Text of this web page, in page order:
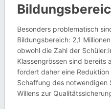
Besonders problematisch
Bildungsbereich: 2,1
obwohl die Zahl der
Klassengrössen sind bereits
fordert daher eine
Schaffung des notwendigen
Willens zur